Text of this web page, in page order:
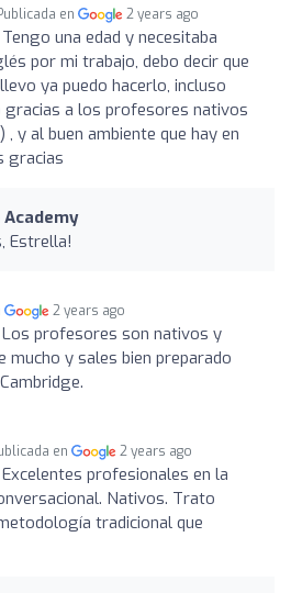
en 2 years ago
Tengo una edad y necesitaba
por mi trabajo, debo decir que
ya puedo hacerlo, incluso
a los profesores nativos
, y al buen ambiente que hay en
gracias
Estrella!
2 years ago
Los profesores son nativos y
mucho y sales bien preparado
en 2 years ago
Excelentes profesionales en la
Nativos. Trato
tradicional que